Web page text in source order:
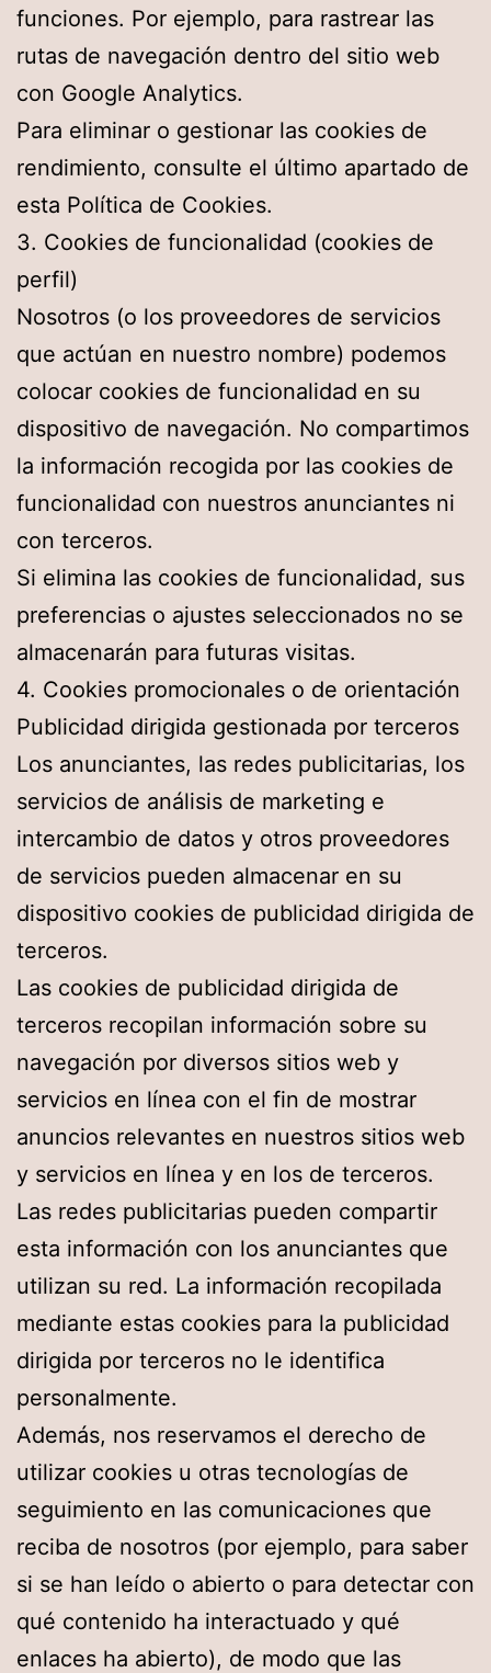
funciones. Por ejemplo, para rastrear las
rutas de navegación dentro del sitio web
con Google Analytics.
Para eliminar o gestionar las cookies de
rendimiento, consulte el último apartado de
esta Política de Cookies.
3. Cookies de funcionalidad (cookies de
perfil)
Nosotros (o los proveedores de servicios
que actúan en nuestro nombre) podemos
colocar cookies de funcionalidad en su
dispositivo de navegación. No compartimos
la información recogida por las cookies de
funcionalidad con nuestros anunciantes ni
con terceros.
Si elimina las cookies de funcionalidad, sus
preferencias o ajustes seleccionados no se
almacenarán para futuras visitas.
4. Cookies promocionales o de orientación
Publicidad dirigida gestionada por terceros
Los anunciantes, las redes publicitarias, los
servicios de análisis de marketing e
intercambio de datos y otros proveedores
de servicios pueden almacenar en su
dispositivo cookies de publicidad dirigida de
terceros.
Las cookies de publicidad dirigida de
terceros recopilan información sobre su
navegación por diversos sitios web y
servicios en línea con el fin de mostrar
anuncios relevantes en nuestros sitios web
y servicios en línea y en los de terceros.
Las redes publicitarias pueden compartir
esta información con los anunciantes que
utilizan su red. La información recopilada
mediante estas cookies para la publicidad
dirigida por terceros no le identifica
personalmente.
Además, nos reservamos el derecho de
utilizar cookies u otras tecnologías de
seguimiento en las comunicaciones que
reciba de nosotros (por ejemplo, para saber
si se han leído o abierto o para detectar con
qué contenido ha interactuado y qué
enlaces ha abierto), de modo que las